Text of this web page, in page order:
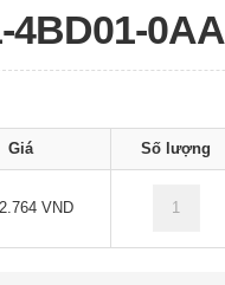
4BD01-
Giá Số lượng
VND